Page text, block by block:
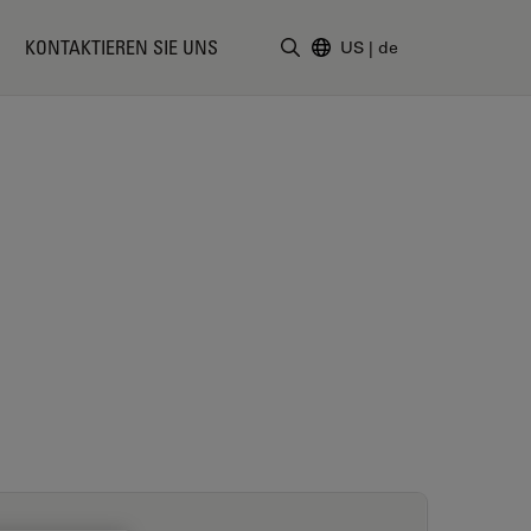
KONTAKTIEREN SIE UNS US | de